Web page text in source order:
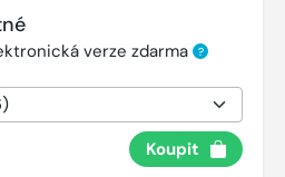
verze zdarma ?
Koupit